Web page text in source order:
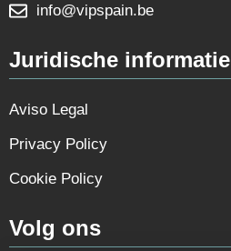
info@vipspain.be
Juridische informatie
Aviso Legal
Privacy Policy
Cookie Policy
Volg ons